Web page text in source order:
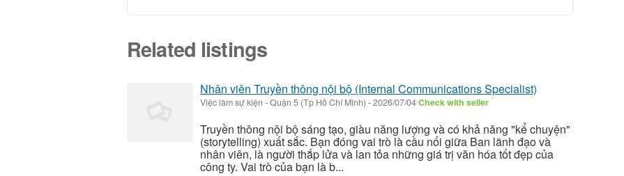
Related listings
Nhân viên Truyền thông nội bộ (Internal Communications Specialist)
Việc làm sự kiện -Quận 5 (Tp Hồ Chí Minh) -2026/07/04Check with seller
Truyền thông nội bộ sáng tạo, giàu năng lượng và có khả năng "kể chuyện"
(storytelling) xuất sắc. Bạn đóng vai trò là cầu nối giữa Ban lãnh đạo và
nhân viên, là người thắp lửa và lan tỏa những giá trị văn hóa tốt đẹp của
công ty. Vai trò của bạn là b...